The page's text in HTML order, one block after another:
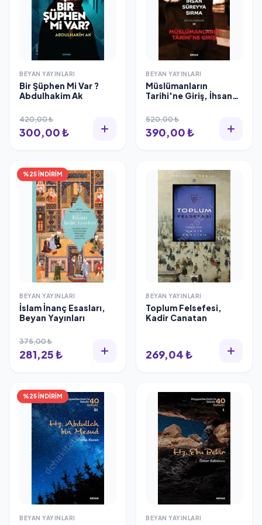
BEYAN YAYINLARI
Bir Şüphen Mi Var ?
Abdulhakim Ak
420,00 ₺
300,00 ₺
BEYAN YAYINLARI
Müslümanların
Tarihi'ne Giriş, İhsan
520,00 ₺
390,00 ₺
%25 İNDİRİM
BEYAN YAYINLARI
İslam İnanç Esasları,
Beyan Yayınları
375,00 ₺
281,25 ₺
BEYAN YAYINLARI
Toplum Felsefesi,
Kadir Canatan
269,04 ₺
%25 İNDİRİM
BEYAN YAYINLARI BEYAN YAYINLARI